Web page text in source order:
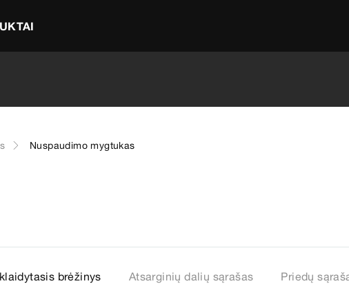
Nuspaudimo mygtukas
brėžinys Atsarginių dalių sąrašas Priedų